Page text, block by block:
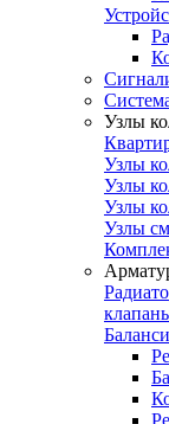
Узлы
Узлы
Узлы
Узлы
Узлы